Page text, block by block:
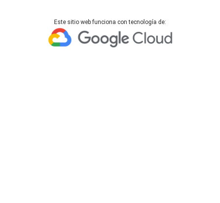
Este sitio web funciona con tecnología de: